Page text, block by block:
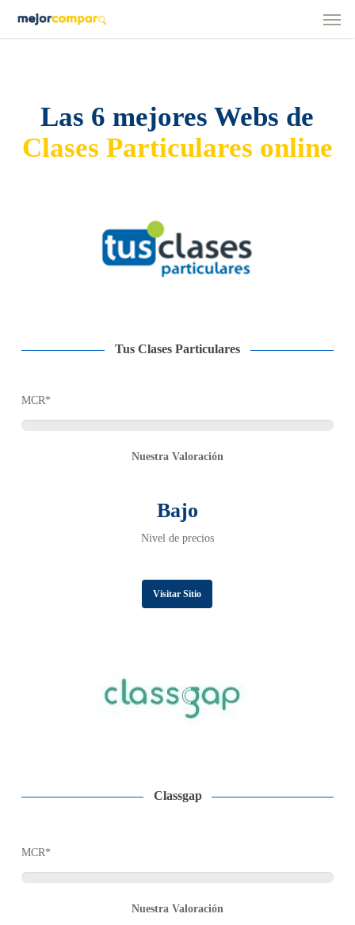
Menu
Las 6 mejores Webs de
Clases Particulares online
Tus Clases Particulares
MCR*
Nuestra Valoración
Bajo
Nivel de precios
Visitar Sitio
Classgap
MCR*
Nuestra Valoración